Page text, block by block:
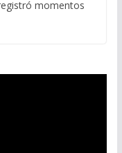
momentos